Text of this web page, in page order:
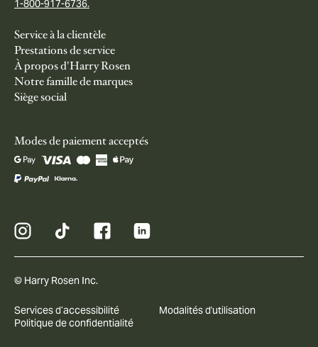
1-800-917-6736.
Service à la clientèle
Prestations de service
À propos d'Harry Rosen
Notre famille de marques
Siège social
Modes de paiement acceptés
© Harry Rosen Inc.
Services d’accessibilité
Modalités d'utilisation
Politique de confidentialité